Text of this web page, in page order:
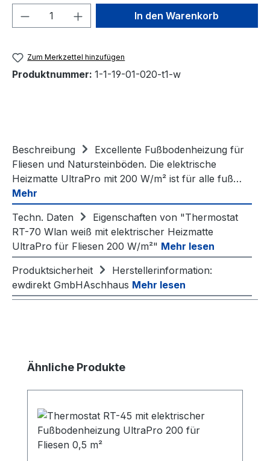
Produkt Anzahl: Gib denIn den Warenkorb
Zum Merkzettel hinzufügen
Produktnummer: 1-1-19-01-020-t1-w
Beschreibung
Excellente Fußbodenheizung für
Fliesen und Natursteinböden. Die elektrische
Heizmatte UltraPro mit 200 W/m² ist für alle fuß…
Mehr
Techn. Daten
Eigenschaften von "Thermostat
RT-70 Wlan weiß mit elektrischer Heizmatte
UltraPro für Fliesen 200 W/m²" Mehr lesen
Produktsicherheit
Herstellerinformation:
ewdirekt GmbHAschhaus Mehr lesen
Produktgalerie überspringen
Ähnliche Produkte